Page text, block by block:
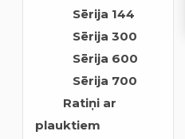
Sērija 144
Sērija 300
Sērija 600
Sērija 700
Ratiņi ar
plauktiem